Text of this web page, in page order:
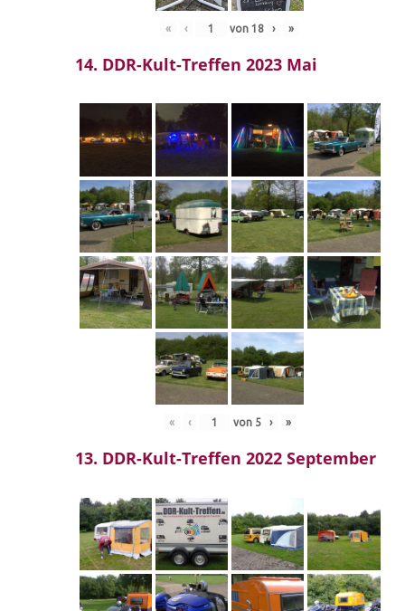
« ‹ von 18 › »
14. DDR-Kult-Treffen 2023 Mai
« ‹ von 5 › »
13. DDR-Kult-Treffen 2022 September